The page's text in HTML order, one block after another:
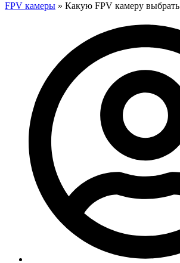
FPV камеры » Какую FPV камеру выбрать